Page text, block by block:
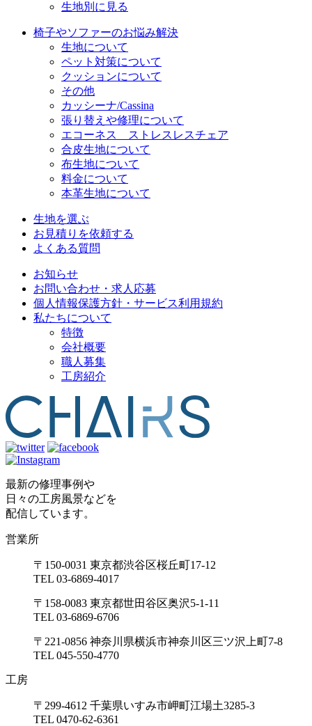
生地別に見る
椅子やソファーのお悩み解決
生地について
ペット対策について
クッションについて
その他
カッシーナ/Cassina
張り替えや修理について
エコーネス ストレスレスチェア
合皮生地について
布生地について
料金について
本革生地について
生地を選ぶ
お見積りを依頼する
よくある質問
お知らせ
お問い合わせ・求人応募
個人情報保護方針・サービス利用規約
私たちについて
特徴
会社概要
職人募集
工房紹介
最新の修理事例や
日々の工房風景などを
配信しています。
営業所
〒150-0031 東京都渋谷区桜丘町17-12
TEL 03-6869-4017
〒158-0083 東京都世田谷区奥沢5-1-11
TEL 03-6869-6706
〒221-0856 神奈川県横浜市神奈川区三ツ沢上町7-8
TEL 045-550-4770
工房
〒299-4612 千葉県いすみ市岬町江場土3285-3
TEL 0470-62-6361